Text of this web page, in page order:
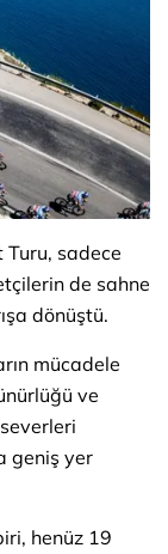
Turu, sadece
de sahne
dönüştü.
mücadele
ve
geniş yer
henüz 19